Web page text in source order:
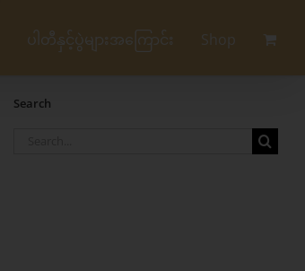
ပါတီနှင့်ပွဲများအကြောင်း Shop
Search